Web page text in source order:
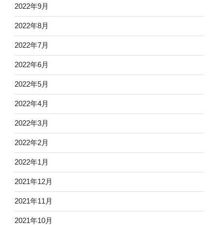
2022年9月
2022年8月
2022年7月
2022年6月
2022年5月
2022年4月
2022年3月
2022年2月
2022年1月
2021年12月
2021年11月
2021年10月